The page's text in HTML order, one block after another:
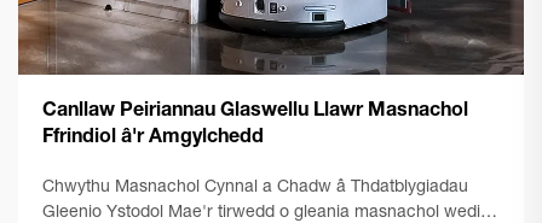
Canllaw Peiriannau Glaswellu Llawr Masnachol
Ffrindiol â'r Amgylchedd
Chwythu Masnachol Cynnal a Chadw â Thdatblygiadau
Gleenio Ystodol Mae'r tirwedd o gleania masnachol wedi